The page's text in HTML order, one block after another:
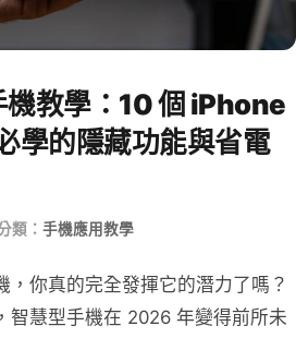
教學：10 個 iPhone
學的隱藏功能與省電
類： 手機應用教學
，你真的完全發揮它的潛力了嗎？
智慧型手機在 2026 年變得前所未